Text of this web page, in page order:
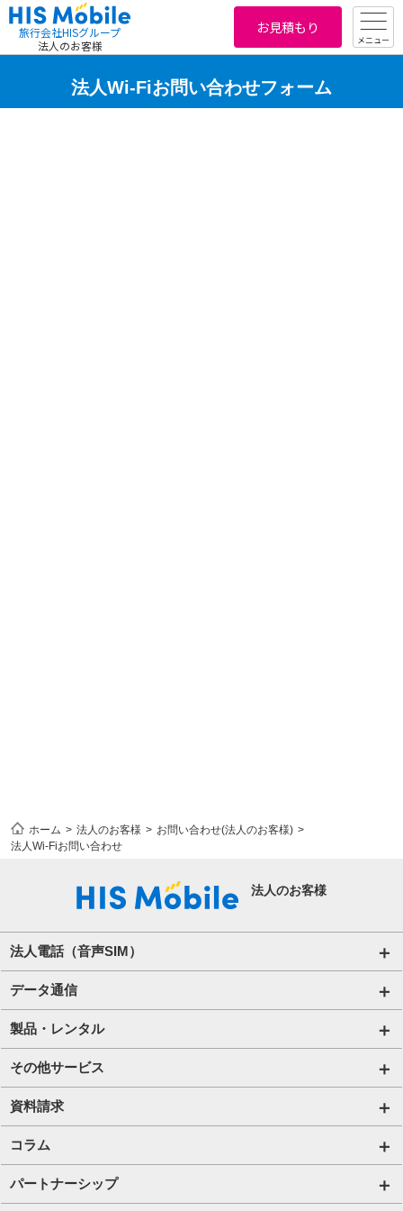
旅行会社HISグループ
法人のお客様
お見積もり
メニュー
法人Wi-Fiお問い合わせフォーム
ホーム 法人のお客様
お問い合わせ(法人のお客様)
法人Wi-Fiお問い合わせ
法人のお客様
法人電話（音声SIM）
音声通話プラン for Biz
ご利用開始の流れ(法人)
ご利用開始の流れ(個人事業主・その他団体)​
データ通信
データ専用SIM
IoT向けSIM
アグリSIM
Wi-Fiレンタル​ HIS Wi-Fi PLUS+ for Biz​
製品・レンタル
端末販売
端末買取
レンタル
Wi-Fi
その他サービス
ハザードトーク
アルキラー
Bizfone（クラウドPBX）
資料請求
お役立ち資料一覧
IoT資料一覧
コラム
法人コラム
パートナーシップ